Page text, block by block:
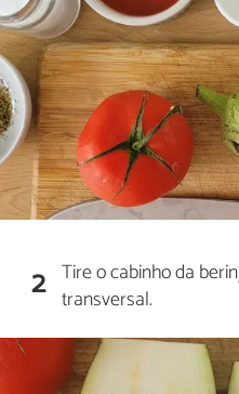
2 Tire o cabinho da
transversal.